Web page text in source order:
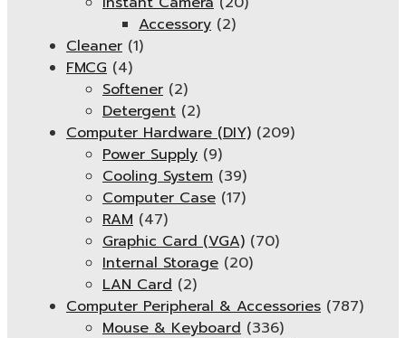
Accessory (2)
Cleaner (1)
FMCG (4)
Softener (2)
Detergent (2)
Computer Hardware (DIY) (209)
Power Supply (9)
Cooling System (39)
Computer Case (17)
RAM (47)
Graphic Card (VGA) (70)
Internal Storage (20)
LAN Card (2)
Computer Peripheral & Accessories (787)
Mouse & Keyboard (336)